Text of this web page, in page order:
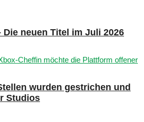
Die neuen Titel im Juli 2026
wurden gestrichen und
Studios